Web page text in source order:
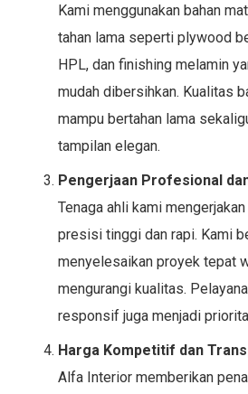
Kami menggunakan bahan
tahan lama seperti plywood
HPL, dan finishing melamin
mudah dibersihkan. Kualitas
mampu bertahan lama
tampilan elegan.
Pengerjaan Profesional
Tenaga ahli kami
presisi tinggi dan rapi. Kami
menyelesaikan proyek tepat
mengurangi kualitas.
responsif juga menjadi
Harga Kompetitif dan
Alfa Interior memberikan